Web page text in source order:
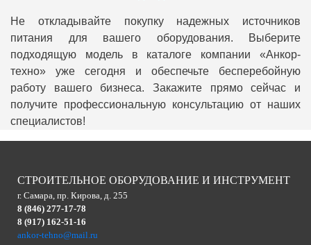
Не откладывайте покупку надежных источников
питания для вашего оборудования. Выберите
подходящую модель в каталоге компании «Анкор-
техно» уже сегодня и обеспечьте бесперебойную
работу вашего бизнеса. Закажите прямо сейчас и
получите профессиональную консультацию от наших
специалистов!
СТРОИТЕЛЬНОЕ ОБОРУДОВАНИЕ И ИНСТРУМЕНТ
г. Самара, пр. Кирова, д. 255
8 (846) 277-17-78
8 (917) 162-51-16
ankor-tehno@mail.ru